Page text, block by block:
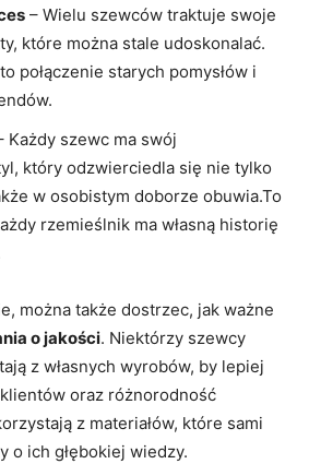
– Wielu szewców traktuje swoje
które można stale udoskonalać.
połączenie starych pomysłów i
Każdy szewc ma swój
który odzwierciedla się nie tylko
w osobistym doborze obuwia.To
rzemieślnik ma własną historię
można także dostrzec, jak ważne
o jakości. Niektórzy szewcy
z własnych wyrobów, by lepiej
oraz różnorodność
z materiałów, które sami
o ich głębokiej wiedzy.